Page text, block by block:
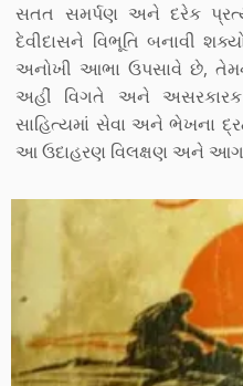
સતત સમર્પણ અને દરેક
દેવીદાસને વિભૂતિ બનાવી
અનોખી આભા ઉપસાવે છે,
અહીં વિગતે અને
સાહિત્યમાં સેવા અને ભેખના
આ ઉદાહરણ વિલક્ષણ અને